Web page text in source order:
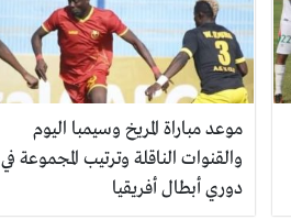
موعد مباراة المريخ وسيمبا اليوم
والقنوات الناقلة وترتيب المجموعة في
دوري أبطال أفريقيا